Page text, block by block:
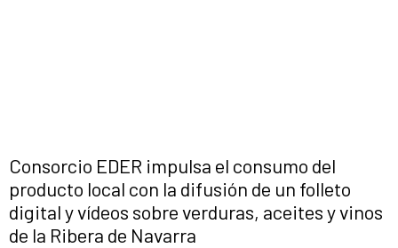
Consorcio EDER impulsa el consumo del
producto local con la difusión de un folleto
digital y vídeos sobre verduras, aceites y vinos
de la Ribera de Navarra